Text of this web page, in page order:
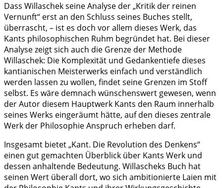
Dass Willaschek seine Analyse der „Kritik der reinen
Vernunft“ erst an den Schluss seines Buches stellt,
überrascht, – ist es doch vor allem dieses Werk, das
Kants philosophischen Ruhm begründet hat. Bei dieser
Analyse zeigt sich auch die Grenze der Methode
Willaschek: Die Komplexität und Gedankentiefe dieses
kantianischen Meisterwerks einfach und verständlich
werden lassen zu wollen, findet seine Grenzen im Stoff
selbst. Es wäre demnach wünschenswert gewesen, wenn
der Autor diesem Hauptwerk Kants den Raum innerhalb
seines Werks eingeräumt hätte, auf den dieses zentrale
Werk der Philosophie Anspruch erheben darf.
Insgesamt bietet „Kant. Die Revolution des Denkens“
einen gut gemachten Überblick über Kants Werk und
dessen anhaltende Bedeutung. Willascheks Buch hat
seinen Wert überall dort, wo sich ambitionierte Laien mit